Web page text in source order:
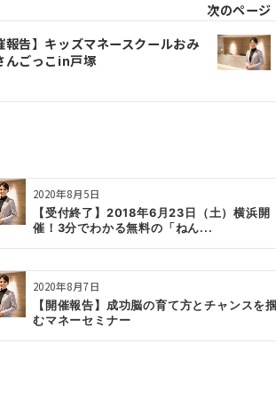
次のページ
報告】キッズマネースクールおみ
んごっこin戸塚
2020年8月5日
【受付終了】2018年6月23日（土）横浜開
催！3分でわかる無料の「ねん...
2020年8月7日
【開催報告】成功脳の育て方とチャンスを掴
むマネーセミナー